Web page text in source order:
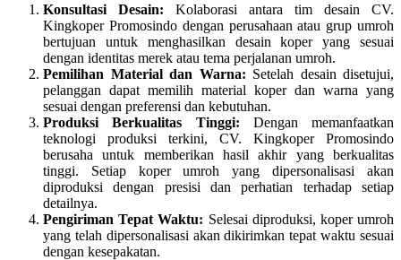
Konsultasi Desain: Kolaborasi antara tim desain CV.
Kingkoper Promosindo dengan perusahaan atau grup umroh
bertujuan untuk menghasilkan desain koper yang sesuai
dengan identitas merek atau tema perjalanan umroh.
Pemilihan Material dan Warna: Setelah desain disetujui,
pelanggan dapat memilih material koper dan warna yang
sesuai dengan preferensi dan kebutuhan.
Produksi Berkualitas Tinggi: Dengan memanfaatkan
teknologi produksi terkini, CV. Kingkoper Promosindo
berusaha untuk memberikan hasil akhir yang berkualitas
tinggi. Setiap koper umroh yang dipersonalisasi akan
diproduksi dengan presisi dan perhatian terhadap setiap
detailnya.
Pengiriman Tepat Waktu: Selesai diproduksi, koper umroh
yang telah dipersonalisasi akan dikirimkan tepat waktu sesuai
dengan kesepakatan.